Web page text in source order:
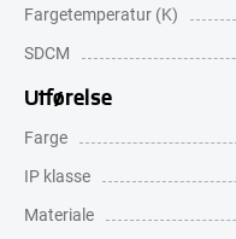
Fargetemperatur (K)
SDCM
Utførelse
Farge
IP klasse
Materiale